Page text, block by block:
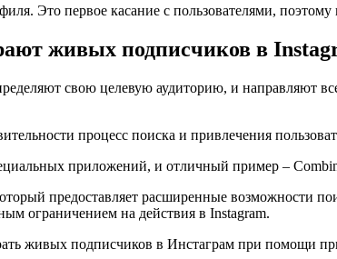
Это первое касание с пользователями,
живых подписчиков в
свою целевую аудиторию, и направляют
процесс поиска и привлечения
приложений, и отличный пример –
предоставляет расширенные возможности
ограничением на действия в Instagram.
живых подписчиков в Инстаграм при помощи